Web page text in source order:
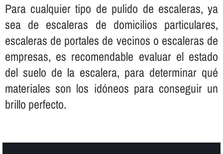
Para cualquier tipo de pulido de escaleras, ya
sea de escaleras de domicilios particulares,
escaleras de portales de vecinos o escaleras de
empresas, es recomendable evaluar el estado
del suelo de la escalera, para determinar qué
materiales son los idóneos para conseguir un
brillo perfecto.